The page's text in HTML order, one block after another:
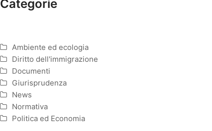
Categorie
Ambiente ed ecologia
Diritto dell'immigrazione
Documenti
Giurisprudenza
News
Normativa
Politica ed Economia